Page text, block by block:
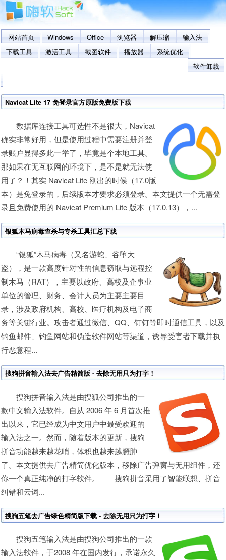
网站首页 Windows Office 浏览器 解压缩
输入法
下载工具
激活工具 截图软件 播放器
系统优化
软件卸载
Navicat Lite 17 免登录官方原版免费版下载
数据库连接工具可选性不是很大，Navicat
确实非常好用，但是使用过程中需要注册并登
录账户显得多此一举了，毕竟是个本地工具。
那如果在无互联网的环境下，是不是就无法使
用了？！其实 Navicat Lite 刚出的时候（17.0版
本）是免登录的，后续版本才要求必须登录。本文提供一个无需登
录且免费使用的 Navicat Premium Lite 版本（17.0.13），...
银狐木马病毒查杀与专杀工具汇总下载
“银狐”木马病毒（又名游蛇、谷堕大
盗），是一款高度针对性的信息窃取与远程控
制木马（RAT），主要以政府、高校及企事业
单位的管理、财务、会计人员为主要主要目
录，涉及政府机构、高校、医疗机构及电子商
务等关键行业。攻击者通过微信、QQ、钉钉等即时通信工具，以及
钓鱼邮件、钓鱼网站和伪造软件网站等渠道，诱导受害者下载并执
行恶意程...
搜狗拼音输入法去广告精简版 - 去除无用只为打字！
搜狗拼音输入法是由搜狐公司推出的一
款中文输入法软件。自从 2006 年 6 月首次推
出以来，它已经成为中文用户中最受欢迎的
输入法之一。然而，随着版本的更新，搜狗
拼音功能越来越花哨，体积也越来越臃肿
了。本文提供去广告精简优化版本，移除广告弹窗与无用组件，还
你一个真正纯净的打字软件。 搜狗拼音采用了智能联想、拼音
纠错和云词...
搜狗五笔去广告绿色精简版下载 - 去除无用只为打字！
搜狗五笔输入法是由搜狗公司推出的一款
输入法软件，于2008 年在国内发行，承诺永久